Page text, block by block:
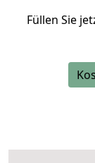
Füllen Sie